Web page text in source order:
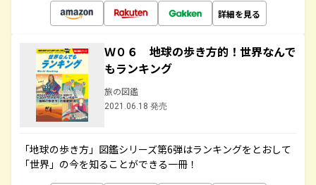
詳細を見る
Ｗ０６ 地球の歩き方的！世界なんで
もランキング
旅の図鑑
2021.06.18 発売
「地球の歩き方」図鑑シリーズ第6弾はランキングをとおして
「世界」の今を知ることができる一冊！